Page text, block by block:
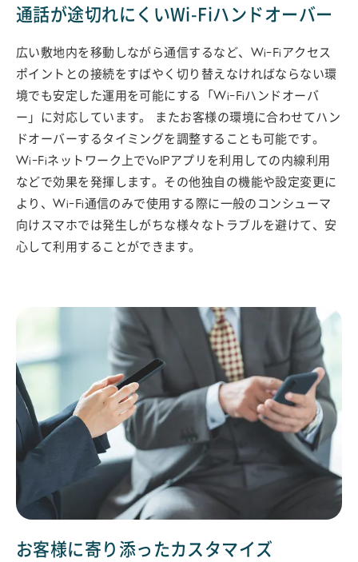
通話が途切れにくいWi-Fiハンドオーバー
広い敷地内を移動しながら通信するなど、Wi-Fiアクセス
ポイントとの接続をすばやく切り替えなければならない環
境でも安定した運用を可能にする「Wi-Fiハンドオーバ
ー」に対応しています。 またお客様の環境に合わせてハン
ドオーバーするタイミングを調整することも可能です。
Wi-Fiネットワーク上でVoIPアプリを利用しての内線利用
などで効果を発揮します。その他独自の機能や設定変更に
より、Wi-Fi通信のみで使用する際に一般のコンシューマ
向けスマホでは発生しがちな様々なトラブルを避けて、安
心して利用することができます。
お客様に寄り添ったカスタマイズ